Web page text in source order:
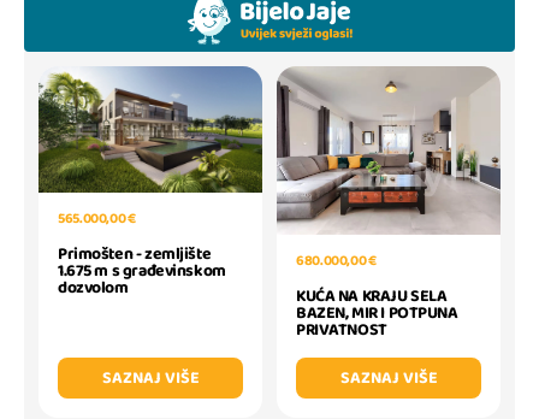
565.000,00 €
Primošten - zemljište
1.675 m s građevinskom
dozvolom
SAZNAJ VIŠE
680.000,00 €
KUĆA NA KRAJU SELA
BAZEN, MIR I POTPUNA
PRIVATNOST
SAZNAJ VIŠE